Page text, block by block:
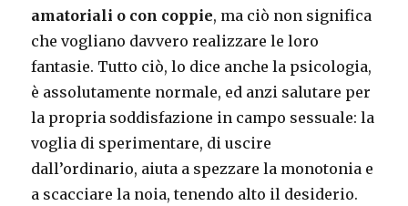
amatoriali o con coppie, ma ciò non significa
che vogliano davvero realizzare le loro
fantasie. Tutto ciò, lo dice anche la psicologia,
è assolutamente normale, ed anzi salutare per
la propria soddisfazione in campo sessuale: la
voglia di sperimentare, di uscire
dall’ordinario, aiuta a spezzare la monotonia e
a scacciare la noia, tenendo alto il desiderio.